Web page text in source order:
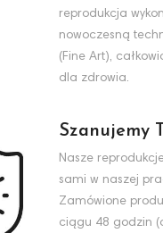
reprodukcja
nowoczesną
(Fine Art),
dla zdrowia.
Szanujemy
Nasze
sami w naszej
Zamówione
ciągu 48 godzin